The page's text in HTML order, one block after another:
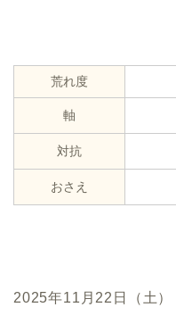
荒れ度
軸
対抗
おさえ
2025年11月22日（土）